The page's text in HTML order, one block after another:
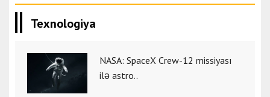
Texnologiya
NASA: SpaceX Crew-12 missiyası
ilə astro..